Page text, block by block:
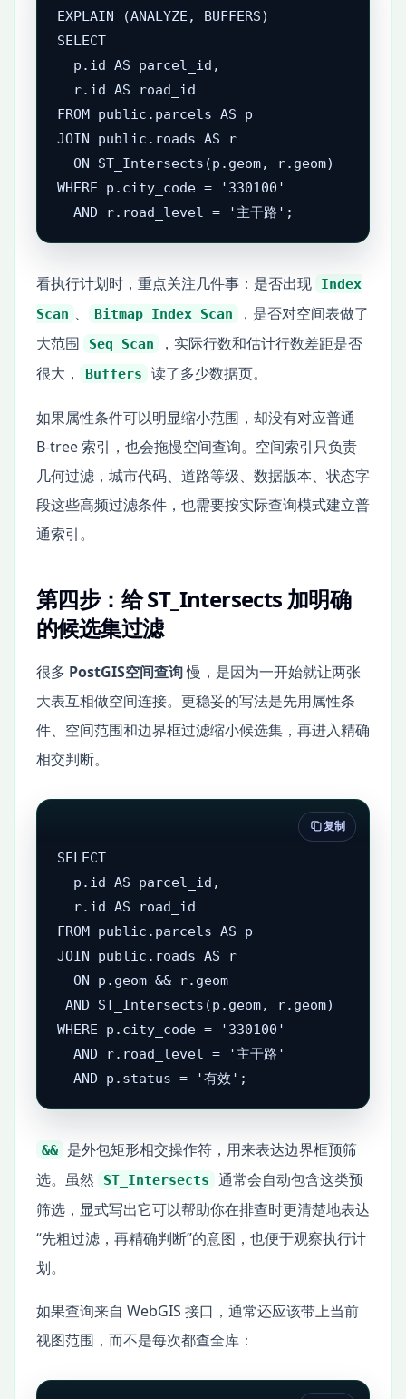
EXPLAIN (ANALYZE, BUFFERS)
SELECT
  p.id AS parcel_id,
  r.id AS road_id
FROM public.parcels AS p
JOIN public.roads AS r
  ON ST_Intersects(p.geom, r.geom)
WHERE p.city_code = '330100'
  AND r.road_level = '主干路';
看执行计划时，重点关注几件事：是否出现
Index
Scan 、 Bitmap Index Scan
，是否对空间表做了
大范围
Seq Scan
，实际行数和估计行数差距是否
很大，
Buffers 读了多少数据页。
如果属性条件可以明显缩小范围，却没有对应普通
B-tree 索引，也会拖慢空间查询。空间索引只负责
几何过滤，城市代码、道路等级、数据版本、状态字
段这些高频过滤条件，也需要按实际查询模式建立普
通索引。
第四步：给 ST_Intersects 加明确
的候选集过滤
很多 PostGIS空间查询慢，是因为一开始就让两张
大表互相做空间连接。更稳妥的写法是先用属性条
件、空间范围和边界框过滤缩小候选集，再进入精确
相交判断。
SELECT
  p.id AS parcel_id,
  r.id AS road_id
FROM public.parcels AS p
JOIN public.roads AS r
  ON p.geom && r.geom
AND ST_Intersects(p.geom, r.geom)
WHERE p.city_code = '330100'
  AND r.road_level = '主干路'
  AND p.status = '有效';
复制
&&
是外包矩形相交操作符，用来表达边界框预筛
选。虽然
ST_Intersects
通常会自动包含这类预
筛选，显式写出它可以帮助你在排查时更清楚地表达
“先粗过滤，再精确判断”的意图，也便于观察执行计
划。
如果查询来自 WebGIS 接口，通常还应该带上当前
视图范围，而不是每次都查全库：